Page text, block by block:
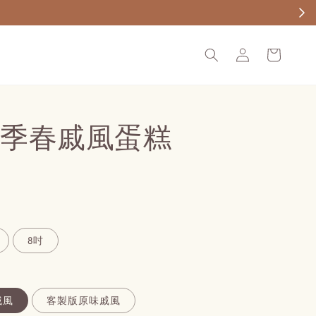
問。
春戚風蛋糕
8吋
風 客製版原味戚風